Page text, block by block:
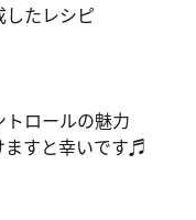
たレシピ
ロールの魅力
ますと幸いです♬